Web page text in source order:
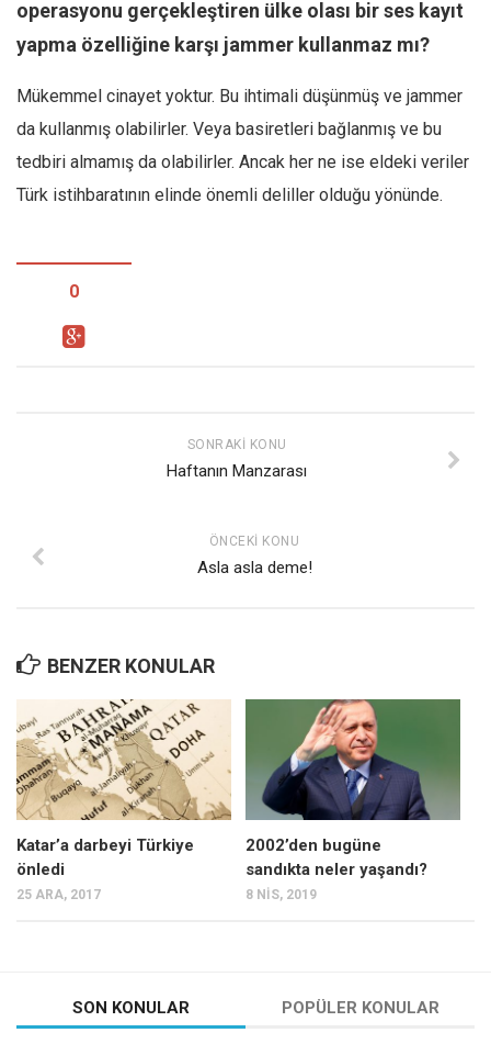
operasyonu gerçekleştiren ülke olası bir ses kayıt
yapma özelliğine karşı jammer kullanmaz mı?
Mükemmel cinayet yoktur. Bu ihtimali düşünmüş ve jammer
da kullanmış olabilirler. Veya basiretleri bağlanmış ve bu
tedbiri almamış da olabilirler. Ancak her ne ise eldeki veriler
Türk istihbaratının elinde önemli deliller olduğu yönünde.
0
SONRAKI KONU
Haftanın Manzarası
ÖNCEKI KONU
Asla asla deme!
BENZER KONULAR
Katar’a darbeyi Türkiye
önledi
25 ARA, 2017
2002’den bugüne
sandıkta neler yaşandı?
8 NIS, 2019
SON KONULAR POPÜLER KONULAR